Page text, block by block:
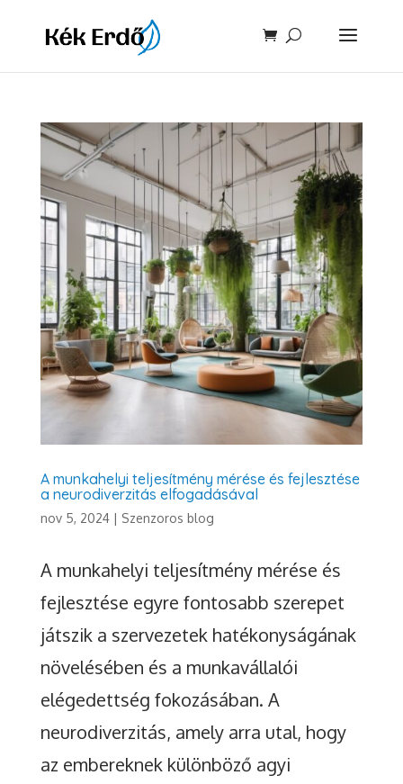
A munkahelyi teljesítmény mérése és fejlesztése
a neurodiverzitás elfogadásával
nov 5, 2024| Szenzoros blog
A munkahelyi teljesítmény mérése és
fejlesztése egyre fontosabb szerepet
játszik a szervezetek hatékonyságának
növelésében és a munkavállalói
elégedettség fokozásában. A
neurodiverzitás, amely arra utal, hogy
az embereknek különböző agyi